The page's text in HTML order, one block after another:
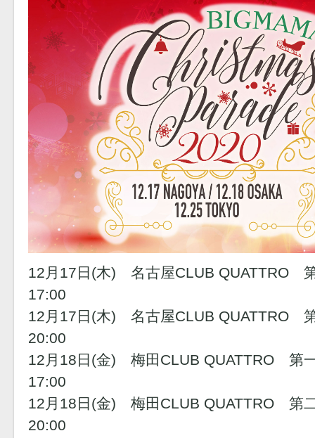
12月17日(木) 名古屋CLUB QUATTRO
17:00
12月17日(木) 名古屋CLUB QUATTRO
20:00
12月18日(金) 梅田CLUB QUATTRO 第
17:00
12月18日(金) 梅田CLUB QUATTRO 第
20:00